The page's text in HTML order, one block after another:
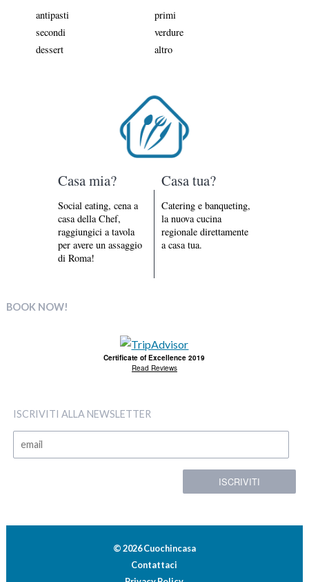
antipasti
primi
secondi
verdure
dessert
altro
Casa mia?
Social eating, cena a
casa della Chef,
raggiungici a tavola
per avere un assaggio
di Roma!
Casa tua?
Catering e banqueting,
la nuova cucina
regionale direttamente
a casa tua.
BOOK NOW!
Certificate of Excellence 2019
Read Reviews
ISCRIVITI ALLA NEWSLETTER
© 2026 Cuochincasa
Contattaci